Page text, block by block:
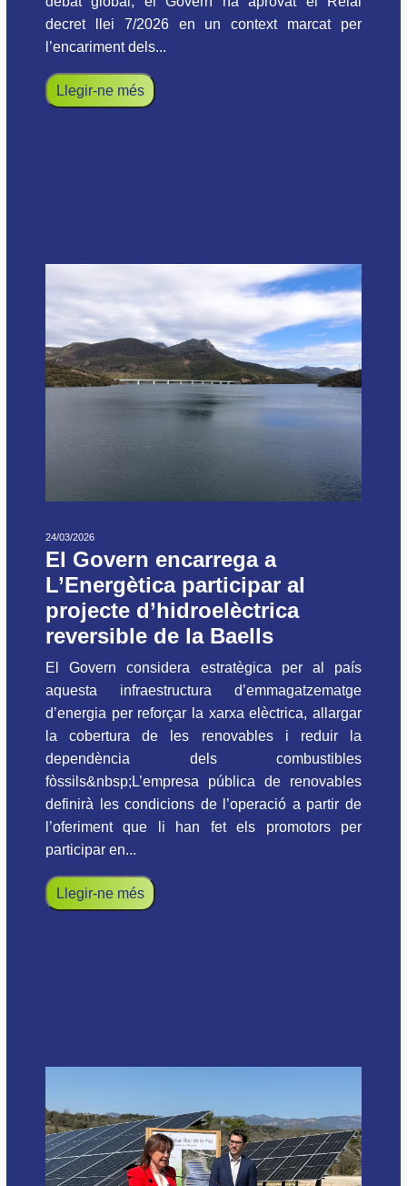
decret llei 7/2026 en un context marcat per
l’encariment dels...
Llegir-ne més
24/03/2026
El Govern encarrega a
L’Energètica participar al
projecte d’hidroelèctrica
reversible de la Baells
El Govern considera estratègica per al país
aquesta infraestructura d’emmagatzematge
d’energia per reforçar la xarxa elèctrica, allargar
la cobertura de les renovables i reduir la
dependència dels combustibles
fòssils&nbsp;L’empresa pública de renovables
definirà les condicions de l’operació a partir de
l’oferiment que li han fet els promotors per
participar en...
Llegir-ne més